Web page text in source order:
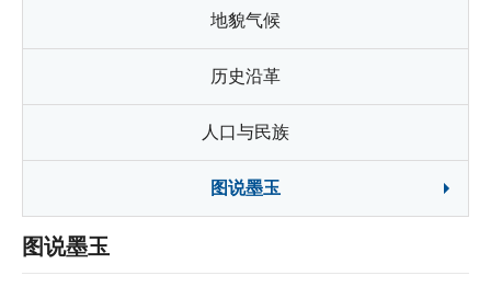
地貌气候
历史沿革
人口与民族
图说墨玉
图说墨玉